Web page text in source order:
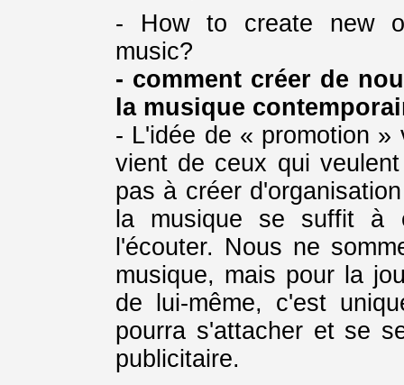
- How to create new
music?
- comment créer de
la musique
- L'idée de « promotion
vient de ceux qui
pas à créer
la musique se suffit à
l'écouter. Nous ne
musique, mais pour la
de lui-même, c'est
pourra s'attacher et se
publicitaire.